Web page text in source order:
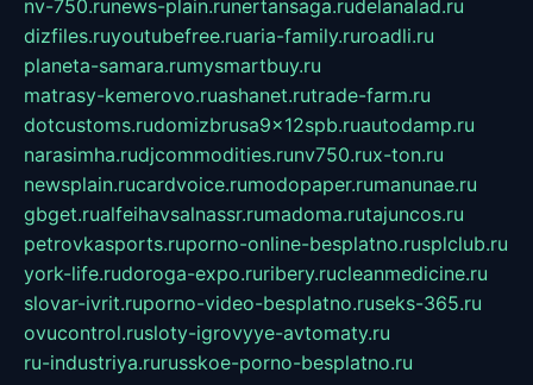
nv-750.runews-plain.runertansaga.rudelanalad.ru
dizfiles.ruyoutubefree.ruaria-family.ruroadli.ru
planeta-samara.rumysmartbuy.ru
matrasy-kemerovo.ruashanet.rutrade-farm.ru
dotcustoms.rudomizbrusa9x12spb.ruautodamp.ru
narasimha.rudjcommodities.runv750.rux-ton.ru
newsplain.rucardvoice.rumodopaper.rumanunae.ru
gbget.rualfeihavsalnassr.rumadoma.rutajuncos.ru
petrovkasports.ruporno-online-besplatno.rusplclub.ru
york-life.rudoroga-expo.ruribery.rucleanmedicine.ru
slovar-ivrit.ruporno-video-besplatno.ruseks-365.ru
ovucontrol.rusloty-igrovyye-avtomaty.ru
ru-industriya.rurusskoe-porno-besplatno.ru